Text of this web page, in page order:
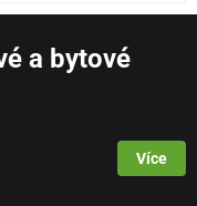
a bytové
Více